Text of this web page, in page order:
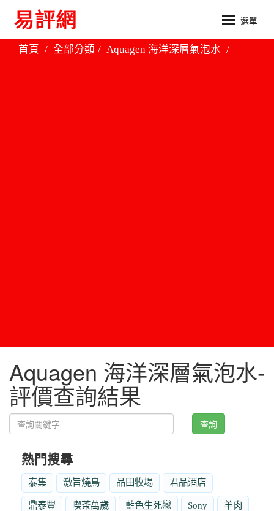
選單
首頁 全部分類 Aquagen 海洋深層氣泡水
Aquagen 海洋深層氣泡水-
評價查詢結果
查詢
熱門搜尋
泰集 激旨燒鳥 品田牧場 君品酒店
鼎泰豐 喫茶萬歲 藍色生死戀 Sony 羊肉